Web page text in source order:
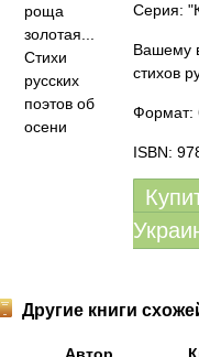
Серия:
Вашему
стихов
Формат:
ISBN:
Другие книги